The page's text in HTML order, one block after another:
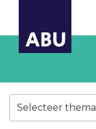
Selecteer thema